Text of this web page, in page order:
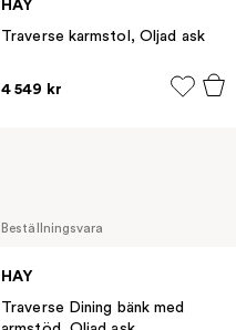
HAY
Traverse karmstol, Oljad ask
4 549 kr
Beställningsvara
HAY
Traverse Dining bänk med